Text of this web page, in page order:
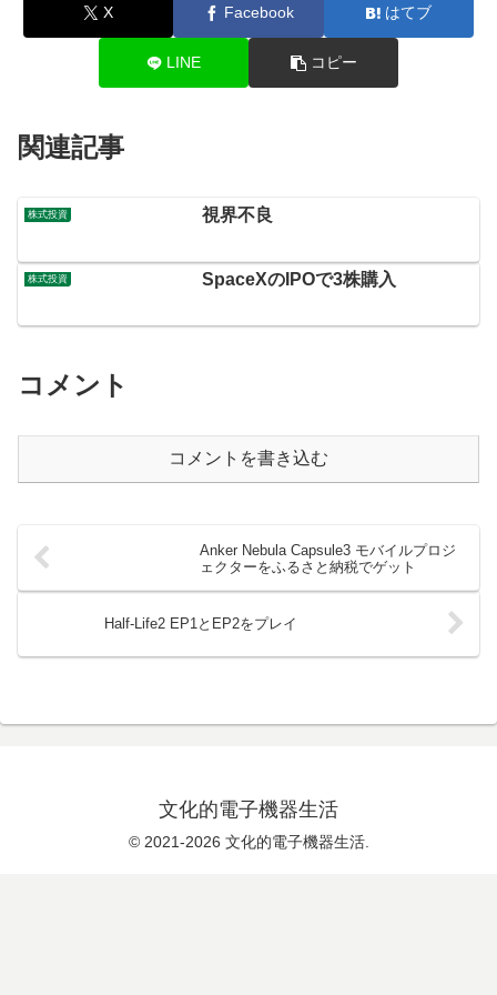
X Facebook はてブ
LINE コピー
関連記事
株式投資 視界不良
株式投資 SpaceXのIPOで3株購入
コメント
コメントを書き込む
Anker Nebula Capsule3 モバイルプロジ
ェクターをふるさと納税でゲット
Half-Life2 EP1とEP2をプレイ
文化的電子機器生活
© 2021-2026 文化的電子機器生活.